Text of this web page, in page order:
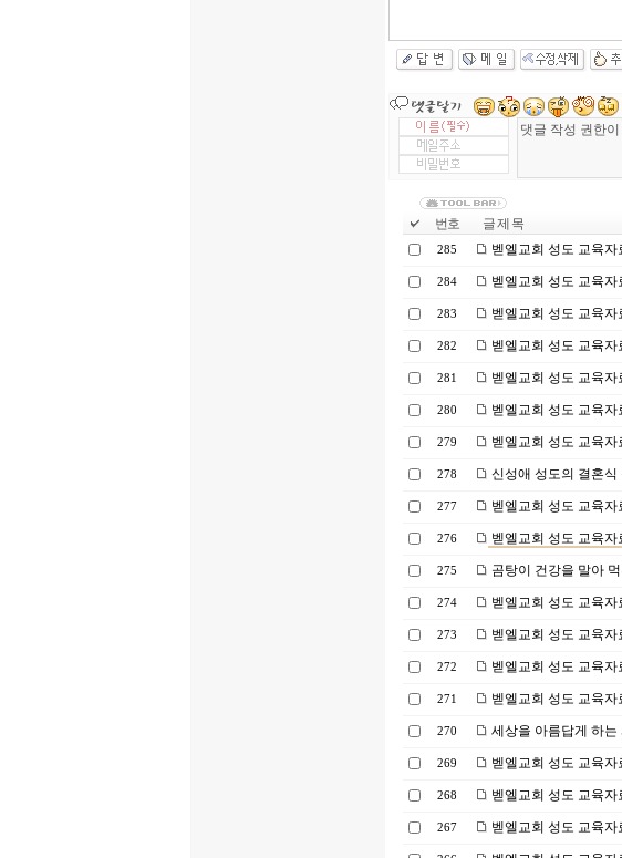
번호 글 제 목
285 벧엘교회 성도 교육자
284 벧엘교회 성도 교육자
283 벧엘교회 성도 교육자
282 벧엘교회 성도 교육자
281 벧엘교회 성도 교육자
280 벧엘교회 성도 교육자
279 벧엘교회 성도 교육자
278 신성애 성도의 결혼식
277 벧엘교회 성도 교육
276 벧엘교회 성도 교육
275 곰탕이 건강을 말아
274 벧엘교회 성도 교육
273 벧엘교회 성도 교육
272 벧엘교회 성도 교육자
271 벧엘교회 성도 교육자
270 세상을 아름답게 하는
269 벧엘교회 성도 교육자
268 벧엘교회 성도 교육자
267 벧엘교회 성도 교육자